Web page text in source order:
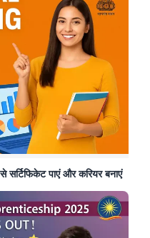
सर्टिफिकेट पाएं और करियर बनाएं